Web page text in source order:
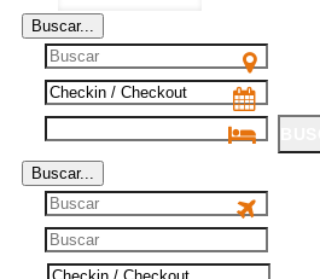
Buscar...
Buscar...